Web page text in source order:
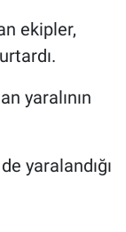
ekipler,
yaralının
yaralandığı